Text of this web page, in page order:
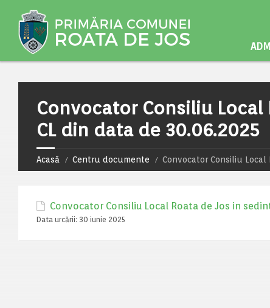
Convocator Consiliu
CL din data de 30.06.2025
Acasă Centru documente Convocator Consiliu
Convocator Consiliu Local Roata de Jos in
Data urcării: 30 iunie 2025